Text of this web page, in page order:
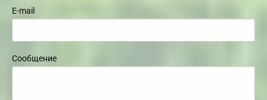
E-mail
Сообщение